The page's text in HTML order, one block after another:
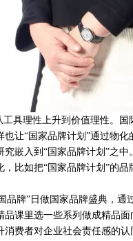
工具理性上升到价值理性。
让“国家品牌计划”通过物
嵌入到“国家品牌计划”之中。
，比如把“国家品牌计划”的
品牌”日做国家品牌盛典，
课里选一些系列做成精品
费者对企业社会责任感的认